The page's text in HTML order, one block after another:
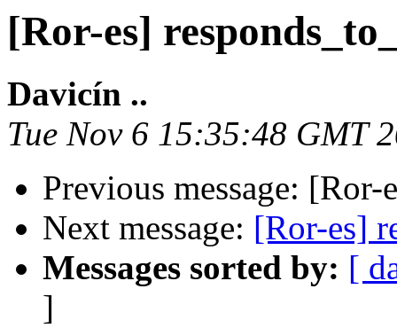
[Ror-es]
Davicín ..
Tue Nov 6 15:35:48 GMT
Previous message:
Next message: [Ror-es]
Messages sorted by: [
]